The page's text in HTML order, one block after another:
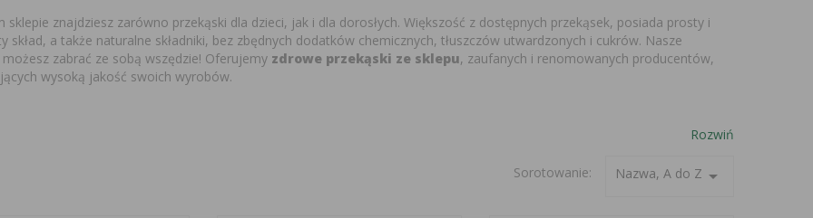
sklepie znajdziesz zarówno przekąski dla dzieci, jak i dla dorosłych. Większość z dostępnych przekąsek, posiada prosty i
skład, a także naturalne składniki, bez zbędnych dodatków chemicznych, tłuszczów utwardzonych i cukrów. Nasze
zabrać ze sobą wszędzie! Oferujemy zdrowe przekąski ze sklepu, zaufanych i renomowanych producentów,
wysoką jakość swoich wyrobów.
Rozwiń
Sorotowanie: Nazwa, A do Z arrow_drop_down